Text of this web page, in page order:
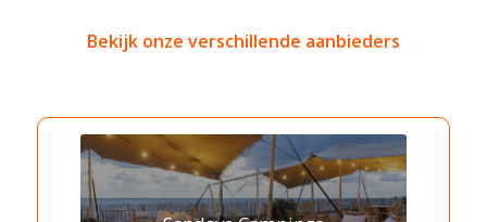
Bekijk onze verschillende aanbieders